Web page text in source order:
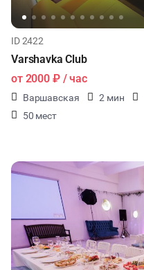
ID 2422
Varshavka Club
от 2000 ₽/ час
Варшавская 2 мин
50 мест